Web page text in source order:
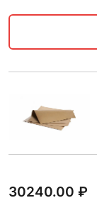
30240.00 ₽